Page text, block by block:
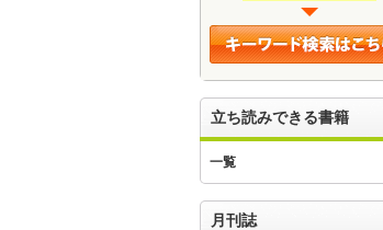
立ち読みできる書籍
一覧
月刊誌